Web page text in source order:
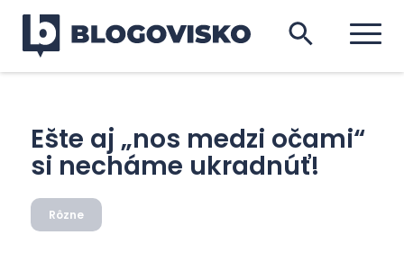
Ešte aj „nos medzi očami“
si necháme ukradnúť!
Rôzne